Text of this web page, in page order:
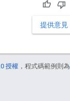
提供意見
授權 ，程式碼範例則為